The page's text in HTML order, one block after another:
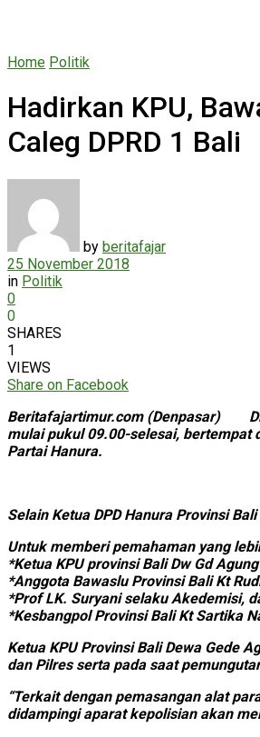
Home Politik
Hadirkan KPU,
Caleg DPRD 1 Bali
by beritafajar
25 November 2018
in Politik
0
0
SHARES
1
VIEWS
Share on Facebook
Beritafajartimur.com (Denpasar)
mulai pukul 09.00-selesai, bertempat
Partai Hanura.
Selain Ketua DPD Hanura Provinsi
Untuk memberi pemahaman yang
*Ketua KPU provinsi Bali Dw Gd
*Anggota Bawaslu Provinsi Bali Kt
*Prof LK. Suryani selaku Akedemisi,
*Kesbangpol Provinsi Bali Kt Sartika
Ketua KPU Provinsi Bali Dewa Gede
dan Pilres serta pada saat
“Terkait dengan pemasangan alat
didampingi aparat kepolisian akan